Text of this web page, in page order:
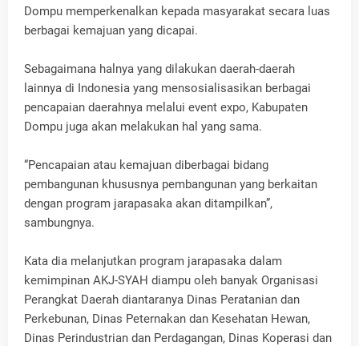
Dompu memperkenalkan kepada masyarakat secara luas
berbagai kemajuan yang dicapai.
Sebagaimana halnya yang dilakukan daerah-daerah
lainnya di Indonesia yang mensosialisasikan berbagai
pencapaian daerahnya melalui event expo, Kabupaten
Dompu juga akan melakukan hal yang sama.
“Pencapaian atau kemajuan diberbagai bidang
pembangunan khususnya pembangunan yang berkaitan
dengan program jarapasaka akan ditampilkan”,
sambungnya.
Kata dia melanjutkan program jarapasaka dalam
kemimpinan AKJ-SYAH diampu oleh banyak Organisasi
Perangkat Daerah diantaranya Dinas Peratanian dan
Perkebunan, Dinas Peternakan dan Kesehatan Hewan,
Dinas Perindustrian dan Perdagangan, Dinas Koperasi dan